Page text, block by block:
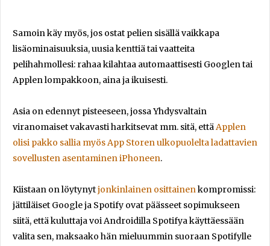
Samoin käy myös, jos ostat pelien sisällä vaikkapa
lisäominaisuuksia, uusia kenttiä tai vaatteita
pelihahmollesi: rahaa kilahtaa automaattisesti Googlen tai
Applen lompakkoon, aina ja ikuisesti.
Asia on edennyt pisteeseen, jossa Yhdysvaltain
viranomaiset vakavasti harkitsevat mm. sitä, ettäApplen
olisi pakko sallia myös App Storen ulkopuolelta ladattavien
sovellusten asentaminen iPhoneen.
Kiistaan on löytynytjonkinlainen osittainenkompromissi:
jättiläiset Google ja Spotify ovat päässeet sopimukseen
siitä, että kuluttaja voi Androidilla Spotifya käyttäessään
valita sen, maksaako hän mieluummin suoraan Spotifylle